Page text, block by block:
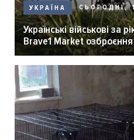
УКРАЇНА СЬОГОДНІ,
Українські військові за
Brave1 Market